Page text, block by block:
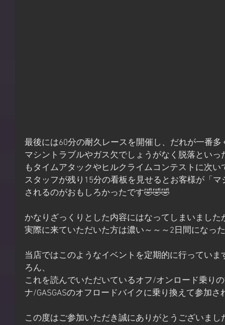
最後には60分の耐久レースを開催し、だれが一番
マシントラブルやガス欠でしょうがなく脱落とい
もタイムアタックやヒルクライムコンテストに次
スタッフが残り15分の看板を見せるとお客様が「
されるのがおもしろかったです🤣🤣🤣
かなりざっくりとした内容にはなってしまいまし
実際に来ていただいた方は濃い～～～2日間になっ
当店ではこのようなイベントを定期的に行ってい
ろん、
これを読んでいただいているオフ/オンロード乗り
ナ/GASGASのオフロードバイクに乗り換えて参加
この度はご参加いただき誠にありがとうございまし